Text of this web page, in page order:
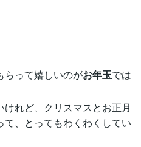
らって嬉しいのがお年玉では
れど、クリスマスとお正月
、とってもわくわくしてい